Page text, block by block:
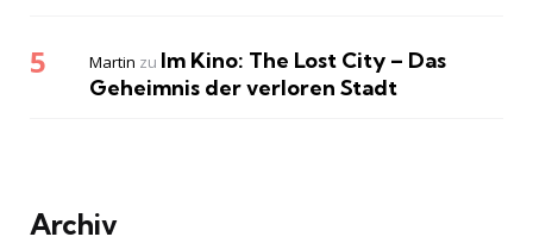
Martin zu Im Kino: The Lost City – Das
Geheimnis der verloren Stadt
Archiv